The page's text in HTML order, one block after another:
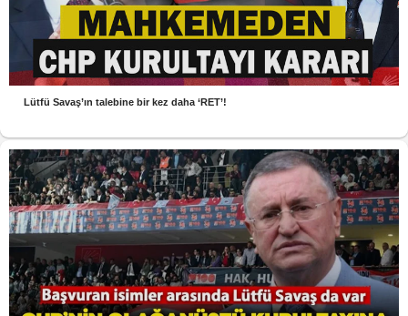
Lütfü Savaş’ın talebine bir kez daha ‘RET’!